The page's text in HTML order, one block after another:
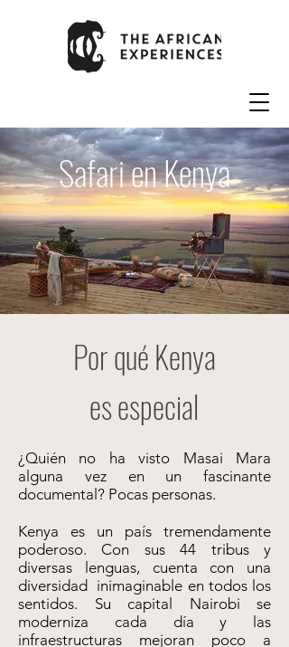
Safari en Kenya
Por qué Kenya
es especial
¿Quién no ha visto Masai Mara
alguna vez en un fascinante
documental? Pocas personas.
Kenya es un país tremendamente
poderoso. Con sus 44 tribus y
diversas lenguas, cuenta con una
diversidad inimaginable en todos los
sentidos. Su capital Nairobi se
moderniza cada día y las
infraestructuras mejoran poco a